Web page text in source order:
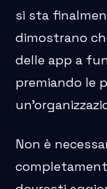
si sta
dimostrano
delle app a
premiando le
Non è